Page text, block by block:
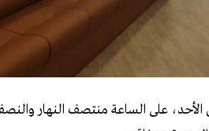
على الساعة منتصف النهار